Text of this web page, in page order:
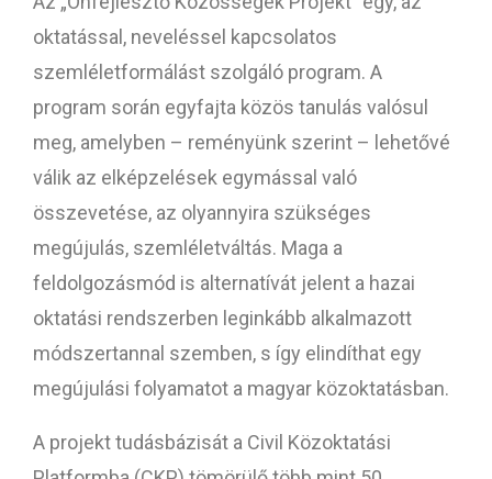
oktatással, neveléssel kapcsolatos
szemléletformálást szolgáló program. A
program során egyfajta közös tanulás valósul
meg, amelyben – reményünk szerint – lehetővé
válik az elképzelések egymással való
összevetése, az olyannyira szükséges
megújulás, szemléletváltás. Maga a
feldolgozásmód is alternatívát jelent a hazai
oktatási rendszerben leginkább alkalmazott
módszertannal szemben, s így elindíthat egy
megújulási folyamatot a magyar közoktatásban.
A projekt tudásbázisát a Civil Közoktatási